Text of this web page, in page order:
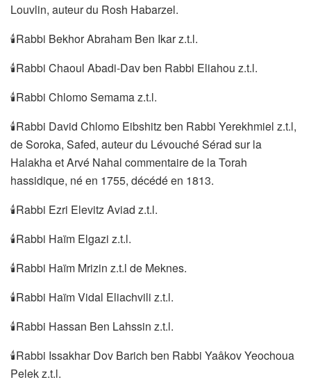
Louvlin, auteur du Rosh Habarzel.
🕯Rabbi Bekhor Abraham Ben Ikar z.t.l.
🕯Rabbi Chaoul Abadi-Dav ben Rabbi Eliahou z.t.l.
🕯Rabbi Chlomo Semama z.t.l.
🕯Rabbi David Chlomo Eibshitz ben Rabbi Yerekhmiel z.t.l,
de Soroka, Safed, auteur du Lévouché Sérad sur la
Halakha et Arvé Nahal commentaire de la Torah
hassidique, né en 1755, décédé en 1813.
🕯Rabbi Ezri Elevitz Aviad z.t.l.
🕯Rabbi Haïm Elgazi z.t.l.
🕯Rabbi Haïm Mrizin z.t.l de Meknes.
🕯Rabbi Haïm Vidal Eliachvili z.t.l.
🕯Rabbi Hassan Ben Lahssin z.t.l.
🕯Rabbi Issakhar Dov Barich ben Rabbi Yaâkov Yeochoua
Pelek z.t.l.